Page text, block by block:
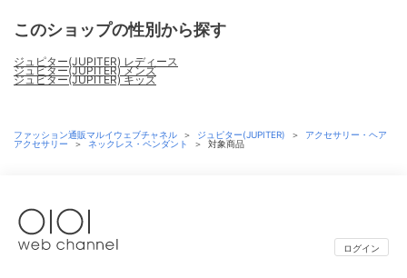
このショップの性別から探す
ジュピター(JUPITER) レディース
ジュピター(JUPITER) メンズ
ジュピター(JUPITER) キッズ
ファッション通販マルイウェブチャネル ＞ ジュピター(JUPITER) ＞
アクセサリー・ヘア
アクセサリー
＞ ネックレス・ペンダント ＞ 対象商品
ログイン